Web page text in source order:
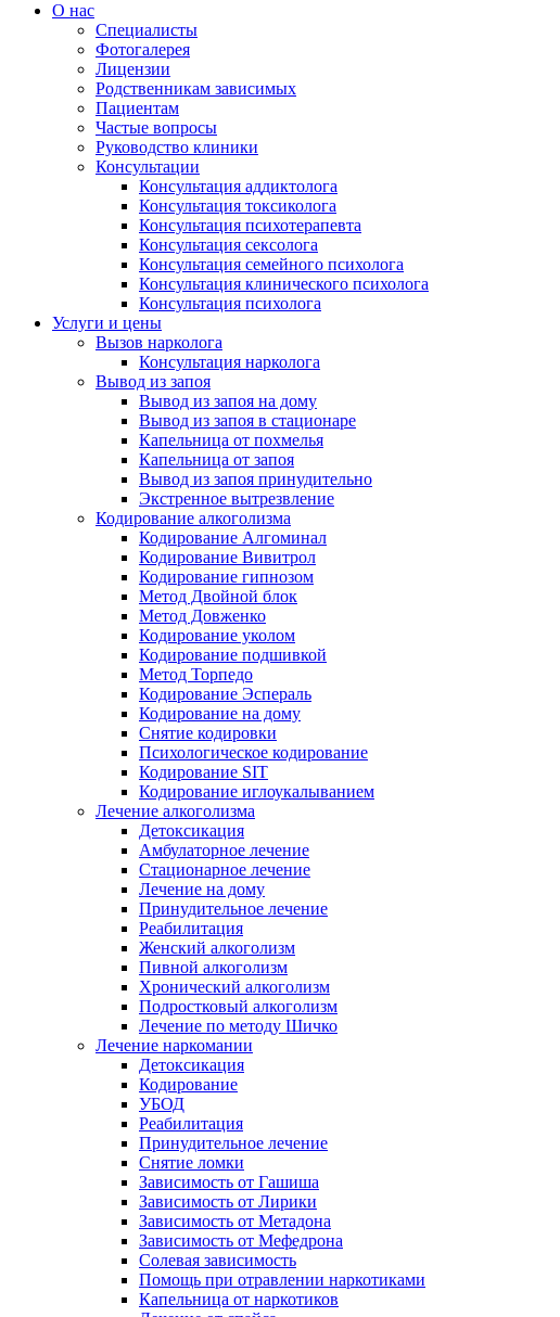
О нас
Специалисты
Фотогалерея
Лицензии
Родственникам зависимых
Пациентам
Частые вопросы
Руководство клиники
Консультации
Консультация аддиктолога
Консультация токсиколога
Консультация психотерапевта
Консультация сексолога
Консультация семейного психолога
Консультация клинического психолога
Консультация психолога
Услуги и цены
Вызов нарколога
Консультация нарколога
Вывод из запоя
Вывод из запоя на дому
Вывод из запоя в стационаре
Капельница от похмелья
Капельница от запоя
Вывод из запоя принудительно
Экстренное вытрезвление
Кодирование алкоголизма
Кодирование Алгоминал
Кодирование Вивитрол
Кодирование гипнозом
Метод Двойной блок
Метод Довженко
Кодирование уколом
Кодирование подшивкой
Метод Торпедо
Кодирование Эспераль
Кодирование на дому
Снятие кодировки
Психологическое кодирование
Кодирование SIT
Кодирование иглоукалыванием
Лечение алкоголизма
Детоксикация
Амбулаторное лечение
Стационарное лечение
Лечение на дому
Принудительное лечение
Реабилитация
Женский алкоголизм
Пивной алкоголизм
Хронический алкоголизм
Подростковый алкоголизм
Лечение по методу Шичко
Лечение наркомании
Детоксикация
Кодирование
УБОД
Реабилитация
Принудительное лечение
Снятие ломки
Зависимость от Гашиша
Зависимость от Лирики
Зависимость от Метадона
Зависимость от Мефедрона
Солевая зависимость
Помощь при отравлении наркотиками
Капельница от наркотиков